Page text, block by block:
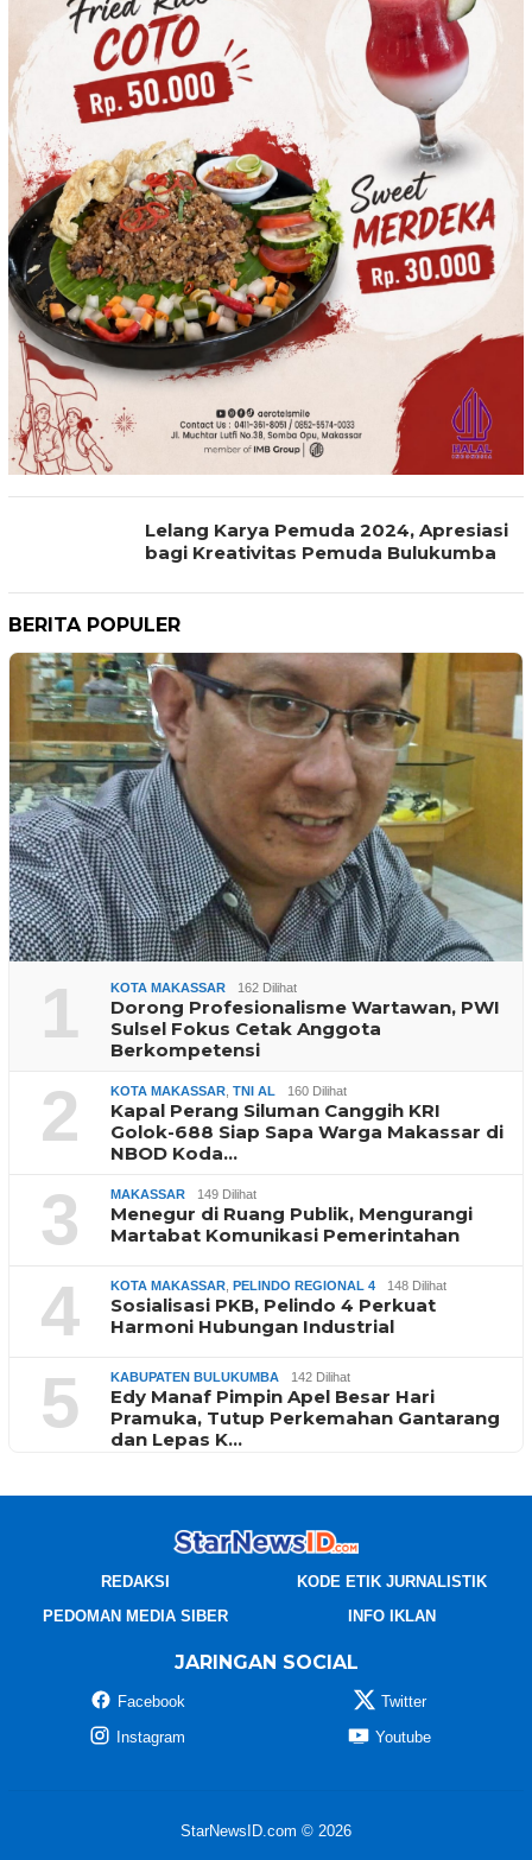
Lelang Karya Pemuda 2024, Apresiasi
bagi Kreativitas Pemuda Bulukumba
BERITA POPULER
1 KOTA MAKASSAR 162 Dilihat
Dorong Profesionalisme Wartawan, PWI
Sulsel Fokus Cetak Anggota
Berkompetensi
2 KOTA MAKASSAR TNI AL 160 Dilihat
Kapal Perang Siluman Canggih KRI
Golok-688 Siap Sapa Warga Makassar di
NBOD Koda…
3 MAKASSAR 149 Dilihat
Menegur di Ruang Publik, Mengurangi
Martabat Komunikasi Pemerintahan
4 KOTA MAKASSAR PELINDO REGIONAL 4 148 Dilihat
Sosialisasi PKB, Pelindo 4 Perkuat
Harmoni Hubungan Industrial
5 KABUPATEN BULUKUMBA 142 Dilihat
Edy Manaf Pimpin Apel Besar Hari
Pramuka, Tutup Perkemahan Gantarang
dan Lepas K…
REDAKSI
KODE ETIK JURNALISTIK
PEDOMAN MEDIA SIBER
INFO IKLAN
JARINGAN SOCIAL
Facebook
Twitter
Instagram
Youtube
StarNewsID.com © 2026